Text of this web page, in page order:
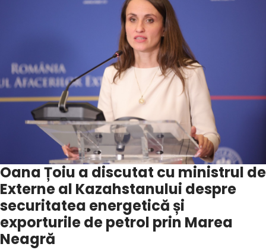
Oana Țoiu a discutat cu ministrul de
Externe al Kazahstanului despre
securitatea energetică și
exporturile de petrol prin Marea
Neagră